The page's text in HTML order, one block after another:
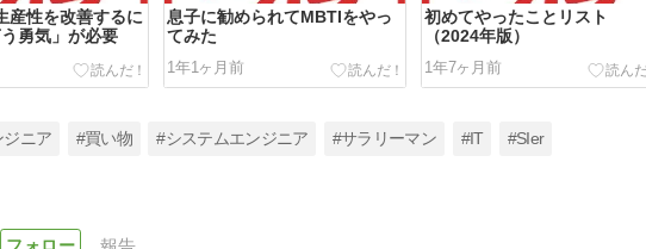
産性を改善するに
勇気」が必要
息子に勧められてMBTIをやっ
てみた
1年1ヶ月前
初めてやったことリスト
（2024年版）
1年7ヶ月前
ジニア #買い物 #システムエンジニア #サラリーマン #IT #SIer